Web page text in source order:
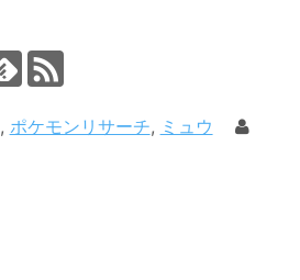
, ポケモンリサーチ, ミュウ